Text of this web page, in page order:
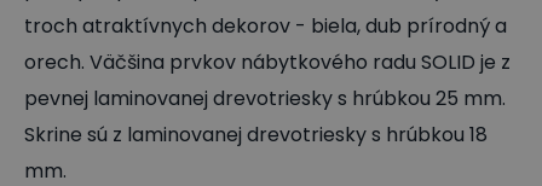
troch atraktívnych dekorov - biela, dub prírodný a
orech. Väčšina prvkov nábytkového radu SOLID je z
pevnej laminovanej drevotriesky s hrúbkou 25 mm.
Skrine sú z laminovanej drevotriesky s hrúbkou 18
mm.